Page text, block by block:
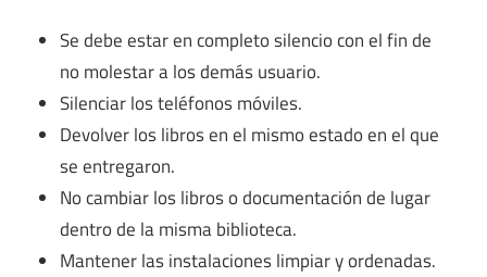
Se debe estar en completo silencio con el fin de
no molestar a los demás usuario.
Silenciar los teléfonos móviles.
Devolver los libros en el mismo estado en el que
se entregaron.
No cambiar los libros o documentación de lugar
dentro de la misma biblioteca.
Mantener las instalaciones limpiar y ordenadas.